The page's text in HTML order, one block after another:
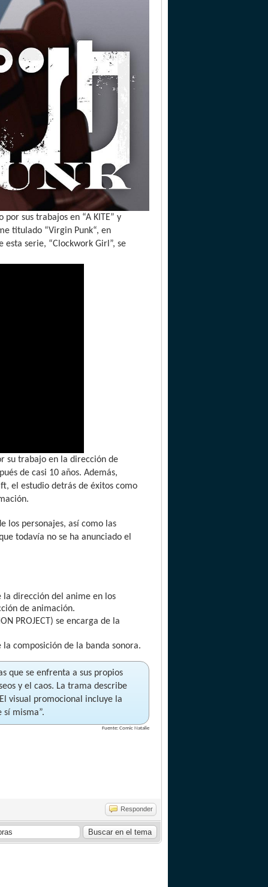
sus trabajos en “A KITE” y
titulado “Virgin Punk“, en
esta serie, “Clockwork Girl”, se
su trabajo en la dirección de
de casi 10 años. Además,
el estudio detrás de éxitos como
los personajes, así como las
todavía no se ha anunciado el
la dirección del anime en los
de animación.
PROJECT) se encarga de la
composición de la banda sonora.
que se enfrenta a sus propios
y el caos. La trama describe
visual promocional incluye la
misma”.
Fuente: Comic Natalie
Responder